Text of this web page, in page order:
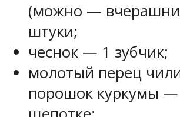
(можно —
штуки;
чеснок — 1 зубчик;
молотый перец
порошок куркумы